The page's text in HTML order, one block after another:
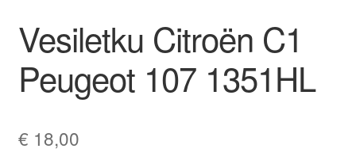
Tilini
Valitukset
Vesiletku Citroën C1
Peugeot 107 1351HL
€ 18,00